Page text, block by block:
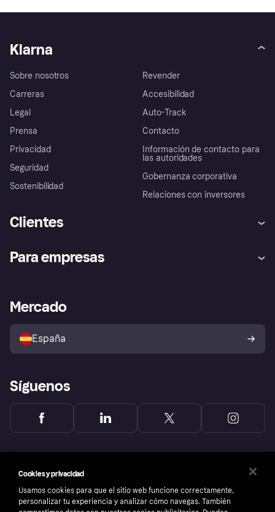
Klarna
Sobre nosotros
Carreras
Legal
Prensa
Privacidad
Seguridad
Sostenibilidad
Revender
Accesibilidad
Auto-Track
Contacto
Información de contacto para
las autoridades
Gobernanza corporativa
Relaciones con inversores
Clientes
Inicio de sesión
Directorio de tiendas
Política de protección al
comprador de Klarna
Reclamaciones
Para empresas
Acceso empresas
Mercado
España
Síguenos
Cookies y privacidad
Usamos cookies para que el sitio web funcione correctamente,
personalizar tu experiencia y analizar cómo navegas. También